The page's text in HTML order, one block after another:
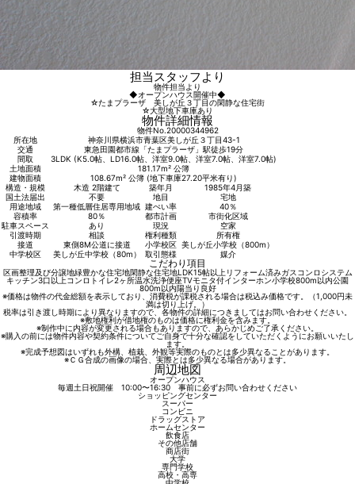
担当スタッフより
物件担当より
◆オープンハウス開催中◆
☆たまプラーザ 美しが丘３丁目の閑静な住宅街
☆大型地下車庫あり
物件詳細情報
物件No.20000344962
所在地
神奈川県横浜市青葉区美しが丘３丁目43-1
交通
東急田園都市線「たまプラーザ」駅徒歩19分
間取
3LDK (K5.0帖、LD16.0帖、洋室9.0帖、洋室7.0帖、洋室7.0帖)
土地面積
181.17m² 公簿
建物面積
108.67m² 公簿 (地下車庫27.20平米有り)
構造・規模
木造 2階建て 築年月
1985年4月築
国土法届出
不要 地目
宅地
用途地域
第一種低層住居専用地域 建ぺい率
40％
容積率
80％ 都市計画
市街化区域
駐車スペース
あり 現況
空家
引渡時期
相談 権利種類
所有権
接道
東側8M公道に接道 小学校区 美しが丘小学校（800m）
中学校区
美しが丘中学校（80m） 取引態様 媒介
こだわり項目
区画整理及び分譲地緑豊かな住宅地閑静な住宅地LDK15帖以上 リフォーム済みガスコンロシステム
キッチン3口以上コンロ トイレ2ヶ所温水洗浄便座TVモニタ付インターホン小学校800m以内公園
800m以内陽当り良好
※価格は物件の代金総額を表示しており、消費税が課税される場合は税込み価格です。（1,000円未
満は切り上げ。）
税率は引き渡し時期により異なりますので、各物件の詳細につきましてはお問い合わせください。
※敷地権利が借地権のものは価格に権利金を含みます。
※制作中に内容が変更される場合もありますので、あらかじめご了承ください。
※購入の前には物件内容や契約条件についてご自身で十分な確認をしていただくようにお願いいたし
ます。
※完成予想図はいずれも外構、植栽、外観等実際のものとは多少異なることがあります。
※ＣＧ合成の画像の場合、実際とは多少異なる場合があります。
周辺地図
オープンハウス
毎週土日祝開催 10:00〜16:30 事前に必ずお問い合わせください
ショッピングセンター
スーパー
コンビニ
ドラッグストア
ホームセンター
飲食店
その他店舗
商店街
大学
専門学校
高校・高専